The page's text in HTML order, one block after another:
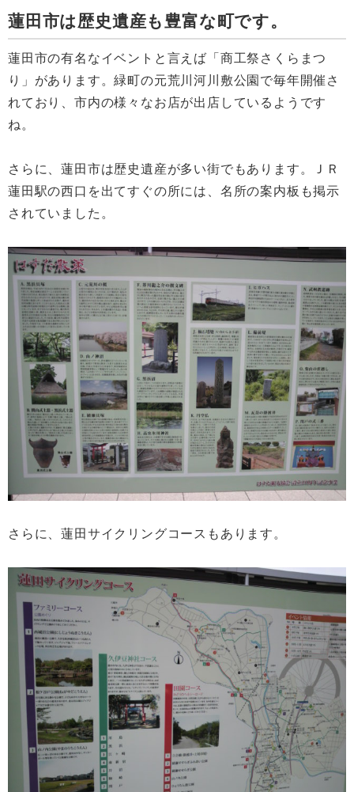
蓮田市は歴史遺産も豊富な町です。
蓮田市の有名なイベントと言えば「商工祭さくらまつ
り」があります。緑町の元荒川河川敷公園で毎年開催さ
れており、市内の様々なお店が出店しているようです
ね。
さらに、蓮田市は歴史遺産が多い街でもあります。ＪＲ
蓮田駅の西口を出てすぐの所には、名所の案内板も掲示
されていました。
さらに、蓮田サイクリングコースもあります。